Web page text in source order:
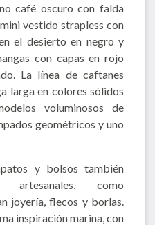
café oscuro con falda
vestido strapless con
el desierto en negro y
con capas en rojo
La línea de caftanes
larga en colores sólidos
voluminosos de
geométricos y uno
y bolsos también
artesanales, como
joyería, flecos y borlas.
inspiración marina, con